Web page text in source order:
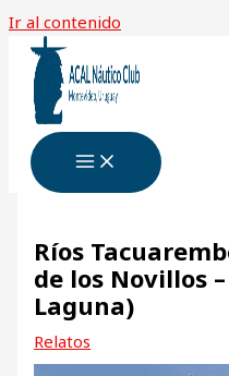
Ir al contenido
Ríos
de los Novillos
Laguna)
Relatos